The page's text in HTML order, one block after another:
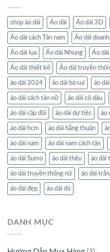
shop áo dài Áo dài Áo dài 3D
Áo dài cách Tân nam Áo dài
Áo dài lụa Áo dài Nhung Áo dài
Áo dài thiết kế Áo dài truyền
áo dài 2024 áo dài bà sui áo
áo dài cách tân nữ áo dài cô dâu
áo dài cặp đôi áo dài dự tiệc áo
áo dài hcm áo dài hằng thuận
áo dài nam áo dài nam cách tân
áo dài Sumo áo dài thêu áo dài
áo dài truyền thống nữ áo dài
áo dài đẹp áo dài đỏ
DANH MỤC